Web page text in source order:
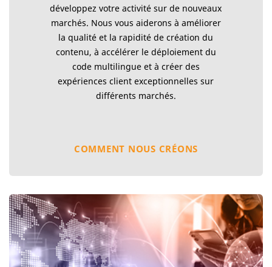
développez votre activité sur de nouveaux
marchés. Nous vous aiderons à améliorer
la qualité et la rapidité de création du
contenu, à accélérer le déploiement du
code multilingue et à créer des
expériences client exceptionnelles sur
différents marchés.
COMMENT NOUS CRÉONS